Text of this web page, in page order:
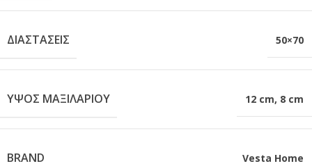
ΔΙΑΣΤΆΣΕΙΣ 50×70
ΎΨΟΣ ΜΑΞΙΛΑΡΙΟΎ 12 cm, 8 cm
BRAND
Vesta Home